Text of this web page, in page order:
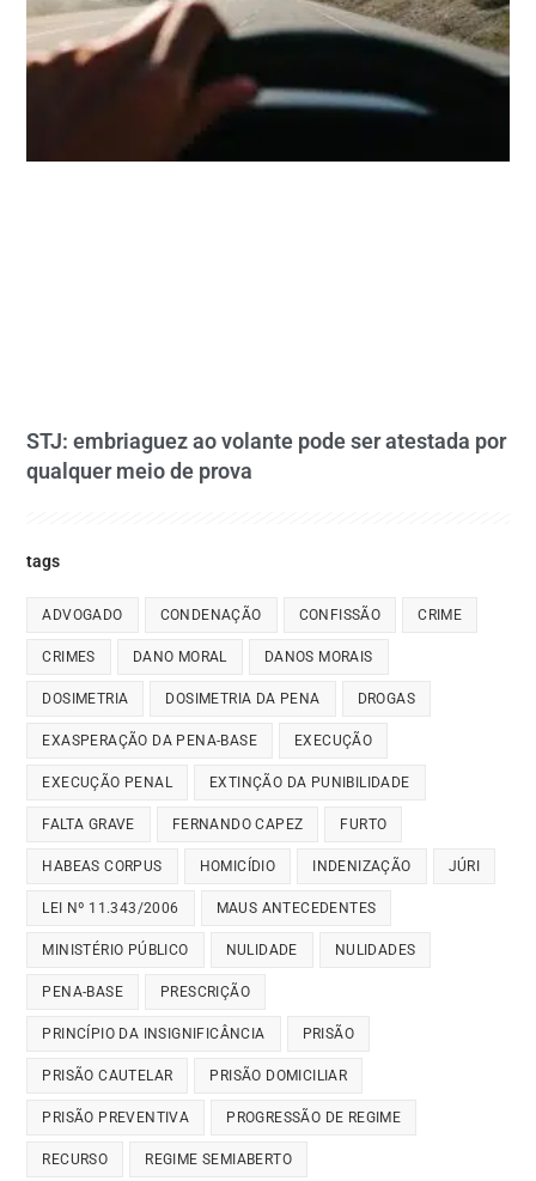
STJ: embriaguez ao volante pode ser atestada por
qualquer meio de prova
tags
ADVOGADO CONDENAÇÃO CONFISSÃO CRIME
CRIMES DANO MORAL DANOS MORAIS
DOSIMETRIA DOSIMETRIA DA PENA DROGAS
EXASPERAÇÃO DA PENA-BASE EXECUÇÃO
EXECUÇÃO PENAL EXTINÇÃO DA PUNIBILIDADE
FALTA GRAVE FERNANDO CAPEZ FURTO
HABEAS CORPUS HOMICÍDIO INDENIZAÇÃO JÚRI
LEI Nº 11.343/2006 MAUS ANTECEDENTES
MINISTÉRIO PÚBLICO NULIDADE NULIDADES
PENA-BASE PRESCRIÇÃO
PRINCÍPIO DA INSIGNIFICÂNCIA PRISÃO
PRISÃO CAUTELAR PRISÃO DOMICILIAR
PRISÃO PREVENTIVA PROGRESSÃO DE REGIME
RECURSO REGIME SEMIABERTO